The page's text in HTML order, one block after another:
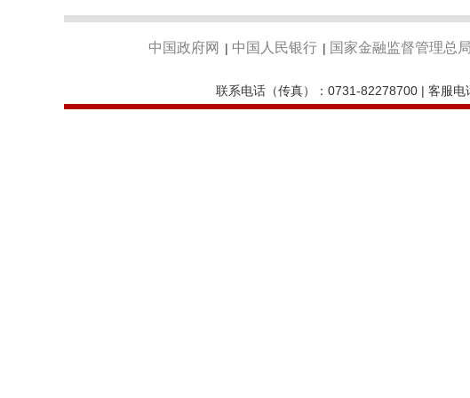
中国政府网 | 中国人民银行 | 国家金融监督管理总局
联系电话（传真）：0731-82278700 | 客服